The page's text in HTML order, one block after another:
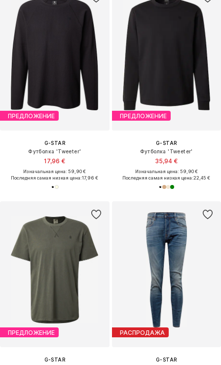
ПРЕДЛОЖЕНИЕ
G-STAR
Футболка 'Tweeter'
17,96 €
Изначальная цена: 59,90 €
Последняя самая низкая цена:17,96 €
ПРЕДЛОЖЕНИЕ
G-STAR
Футболка 'Tweeter'
35,94 €
Изначальная цена: 59,90 €
Последняя самая низкая цена:22,45 €
ПРЕДЛОЖЕНИЕ
G-STAR
РАСПРОДАЖА
G-STAR